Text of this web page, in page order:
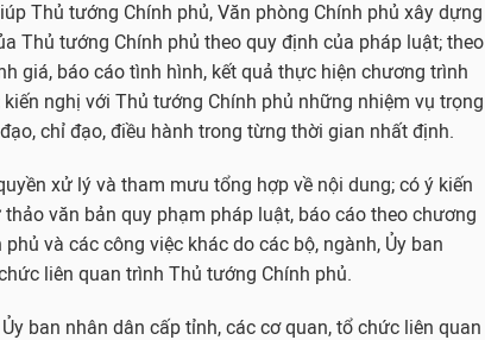
Thủ tướng Chính phủ, Văn phòng Chính phủ xây dựng
Thủ tướng Chính phủ theo quy định của pháp luật; theo
giá, báo cáo tình hình, kết quả thực hiện chương trình
nghị với Thủ tướng Chính phủ những nhiệm vụ trọng
chỉ đạo, điều hành trong từng thời gian nhất định.
xử lý và tham mưu tổng hợp về nội dung; có ý kiến
văn bản quy phạm pháp luật, báo cáo theo chương
và các công việc khác do các bộ, ngành, Ủy ban
liên quan trình Thủ tướng Chính phủ.
ban nhân dân cấp tỉnh, các cơ quan, tổ chức liên quan